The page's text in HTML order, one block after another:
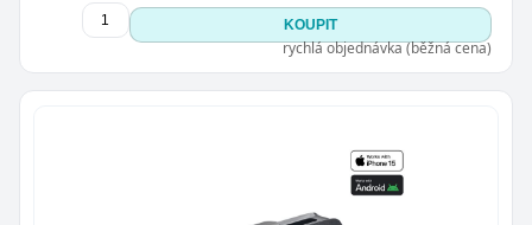
KOUPIT
rychlá objednávka (běžná cena)